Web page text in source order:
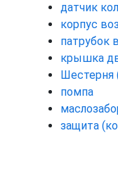
датчик
корпус
патрубок
крышка
Шестерня
помпа
защита